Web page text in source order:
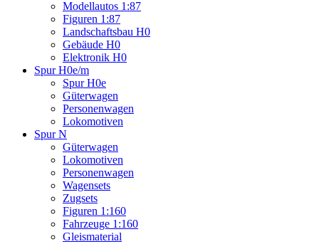
Modellautos 1:87
Figuren 1:87
Landschaftsbau H0
Gebäude H0
Elektronik H0
Spur H0e/m
Spur H0e
Güterwagen
Personenwagen
Lokomotiven
Spur N
Güterwagen
Lokomotiven
Personenwagen
Wagensets
Zugsets
Figuren 1:160
Fahrzeuge 1:160
Gleismaterial